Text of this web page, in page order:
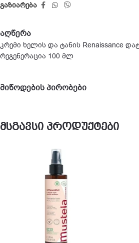
გაზიარება
აღწერა
კრემი ხელის და ტანის Renaissance
რეგენერაცია 100 მლ
მიწოდების პირობები
მსგავსი პროდუქტები